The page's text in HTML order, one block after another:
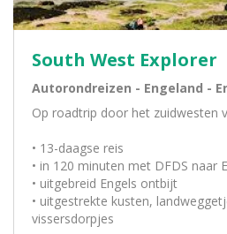
South West Explorer
Autorondreizen - Engeland -
Op roadtrip door het zuidwesten
• 13-daagse reis
• in 120 minuten met DFDS naar
• uitgebreid Engels ontbijt
• uitgestrekte kusten,
vissersdorpjes